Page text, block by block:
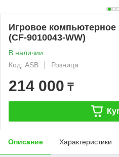
Игровое компьютерное
(CF-9010043-WW)
В наличии
Код: ASB
Розница
214 000 ₸
Описание Характеристики